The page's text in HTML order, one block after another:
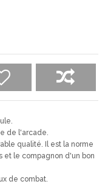
de l'arcade.
qualité. Il est la norme
et le compagnon d'un bon
de combat.